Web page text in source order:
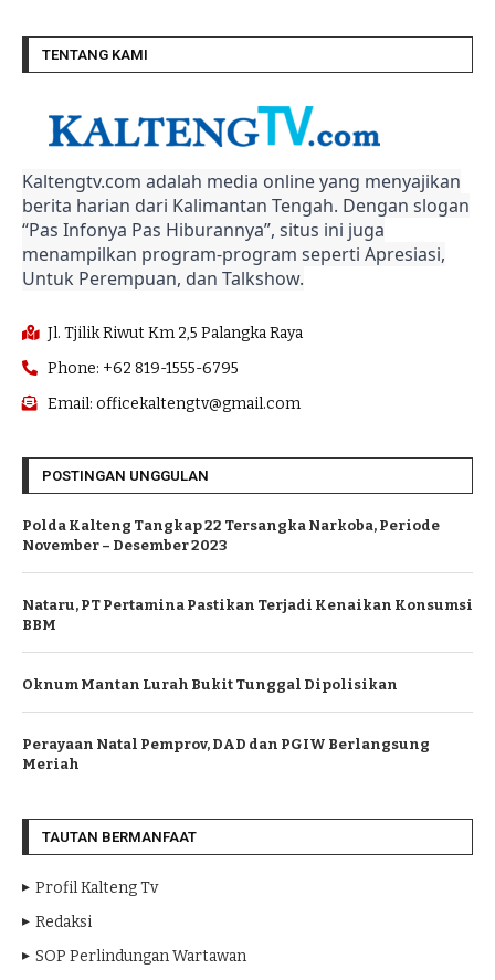
TENTANG KAMI
Kaltengtv.com adalah media online yang menyajikan
berita harian dari Kalimantan Tengah. Dengan slogan
“Pas Infonya Pas Hiburannya”, situs ini juga
menampilkan program-program seperti Apresiasi,
Untuk Perempuan, dan Talkshow.
Jl. Tjilik Riwut Km 2,5 Palangka Raya
Phone: +62 819-1555-6795
Email: officekaltengtv@gmail.com
POSTINGAN UNGGULAN
Polda Kalteng Tangkap 22 Tersangka Narkoba, Periode
November – Desember 2023
Nataru, PT Pertamina Pastikan Terjadi Kenaikan Konsumsi
BBM
Oknum Mantan Lurah Bukit Tunggal Dipolisikan
Perayaan Natal Pemprov, DAD dan PGIW Berlangsung
Meriah
TAUTAN BERMANFAAT
Profil Kalteng Tv
Redaksi
SOP Perlindungan Wartawan